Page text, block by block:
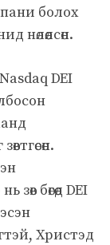
болох
DEI
бөгөөд DEI
Христэд